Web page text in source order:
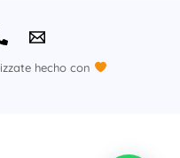
hecho con